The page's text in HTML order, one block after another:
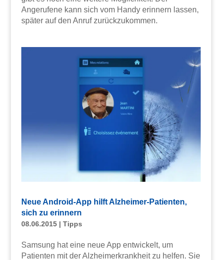
Angerufene kann sich vom Handy erinnern lassen,
später auf den Anruf zurückzukommen.
Neue Android-App hilft Alzheimer-Patienten,
sich zu erinnern
08.06.2015| Tipps
Samsung hat eine neue App entwickelt, um
Patienten mit der Alzheimerkrankheit zu helfen. Sie